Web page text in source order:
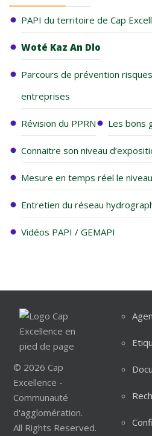
PAPI du territoire de Cap
Woté Kaz An Dlo
Parcours de prévention
entreprises
Révision du PPRN Les bons
Connaitre son niveau
Mesure en temps réel le niveau
Entretien du réseau
Vidéos PAPI / GEMAPI
© 2026 Cap
Excellence -
Communauté
d'agglomération.
All Rights Reserved.